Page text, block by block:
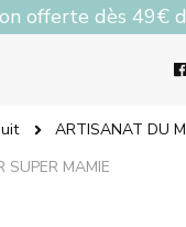
offerte dès 49€
ARTISANAT DU
SUPER MAMIE